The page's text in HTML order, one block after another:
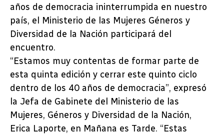
años de democracia ininterrumpida en nuestro
país, el Ministerio de las Mujeres Géneros y
Diversidad de la Nación participará del
encuentro.
“Estamos muy contentas de formar parte de
esta quinta edición y cerrar este quinto ciclo
dentro de los 40 años de democracia”, expresó
la Jefa de Gabinete del Ministerio de las
Mujeres, Géneros y Diversidad de la Nación,
Erica Laporte, en Mañana es Tarde. “Estas